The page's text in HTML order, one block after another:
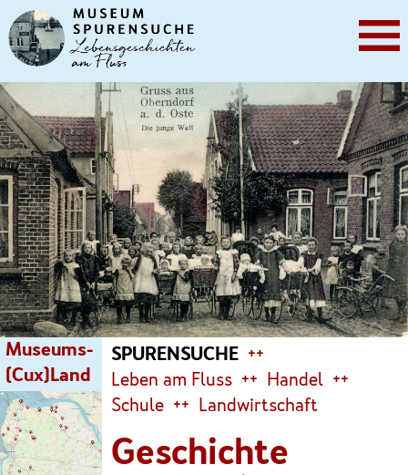
Museums-
(Cux)Land
SPURENSUCHE
Leben am Fluss
Handel
Schule
Landwirtschaft
Geschichte